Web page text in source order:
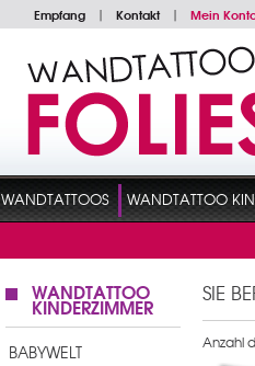
Empfang | Kontakt | Mein
WANDTATTOOS WANDTATTOO
WANDTATTOO
KINDERZIMMER
BABYWELT
SIE
Anzahl